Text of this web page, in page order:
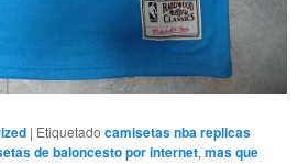
| Etiquetado camisetas nba replicas
de baloncesto por internet,mas que